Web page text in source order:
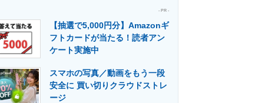
ュニティ マーケ×ITの今がよく分かる
用を支援
- PR -
【抽選で5,000円分】Amazonギ
フトカードが当たる！読者アン
ケート実施中
スマホの写真／動画をもう一段
安全に 買い切りクラウドストレ
ージ